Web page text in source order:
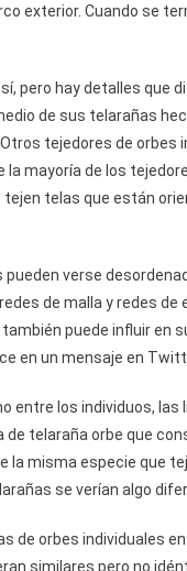
exterior. Cuando se
pero hay detalles que
de sus telarañas
tejedores de
mayoría de los
telas que están
verse
de malla y redes
puede influir en
en un mensaje en
los individuos, las
telaraña orbe que
misma especie que
se verían algo
de orbes individuales
similares pero no